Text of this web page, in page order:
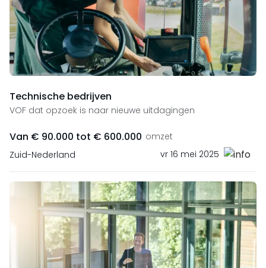
Technische bedrijven
VOF dat opzoek is naar nieuwe uitdagingen
Van € 90.000 tot € 600.000 omzet
Zuid-Nederland
vr 16 mei 2025